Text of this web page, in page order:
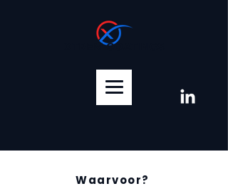
XTREM COATINGS
Waarvoor?